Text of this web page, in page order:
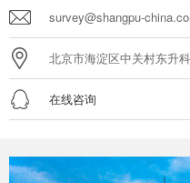
survey@shangpu-
北京市海淀区中关村东升
在线咨询